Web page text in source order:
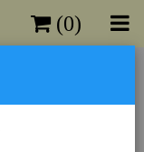
(0)